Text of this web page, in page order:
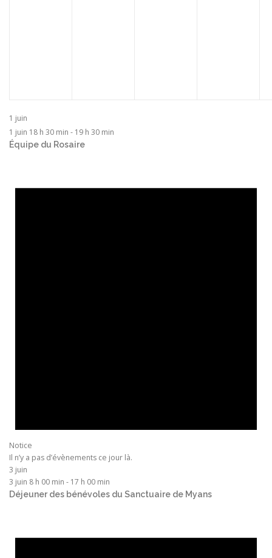
1 juin
1 juin 18 h 30 min - 19 h 30 min
Équipe du Rosaire
Notice
Il n’y a pas d’évènements ce jour là.
3 juin
3 juin 8 h 00 min - 17 h 00 min
Déjeuner des bénévoles du Sanctuaire de Myans